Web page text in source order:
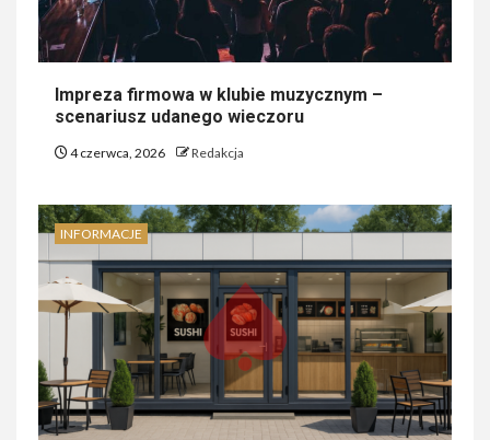
Impreza firmowa w klubie muzycznym –
scenariusz udanego wieczoru
4 czerwca, 2026 Redakcja
INFORMACJE